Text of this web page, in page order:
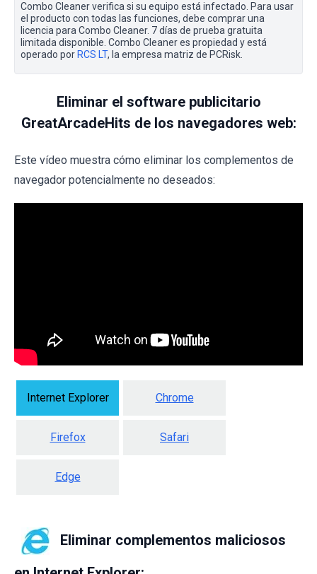
Combo Cleaner verifica si su equipo está infectado. Para usar
el producto con todas las funciones, debe comprar una
licencia para Combo Cleaner. 7 días de prueba gratuita
limitada disponible. Combo Cleaner es propiedad y está
operado por RCS LT, la empresa matriz de PCRisk.
Eliminar el software publicitario
GreatArcadeHits de los navegadores web:
Este vídeo muestra cómo eliminar los complementos de
navegador potencialmente no deseados:
Internet Explorer Chrome
Firefox Safari
Edge
Eliminar complementos maliciosos